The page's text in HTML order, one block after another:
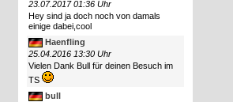
23.07.2017 01:36 Uhr
Hey sind ja doch noch von damals
einige dabei,cool
Haenfling
25.04.2016 13:30 Uhr
Vielen Dank Bull für deinen Besuch im
TS
bull